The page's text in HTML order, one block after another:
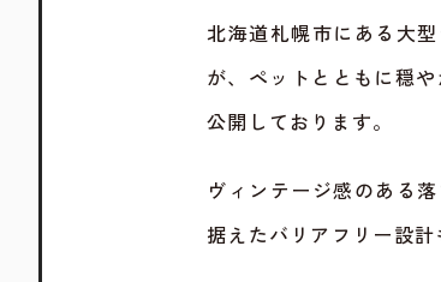
北海道札幌市にある大
が、ペットとともに穏
公開しております。
ヴィンテージ感のある
据えたバリアフリー設計